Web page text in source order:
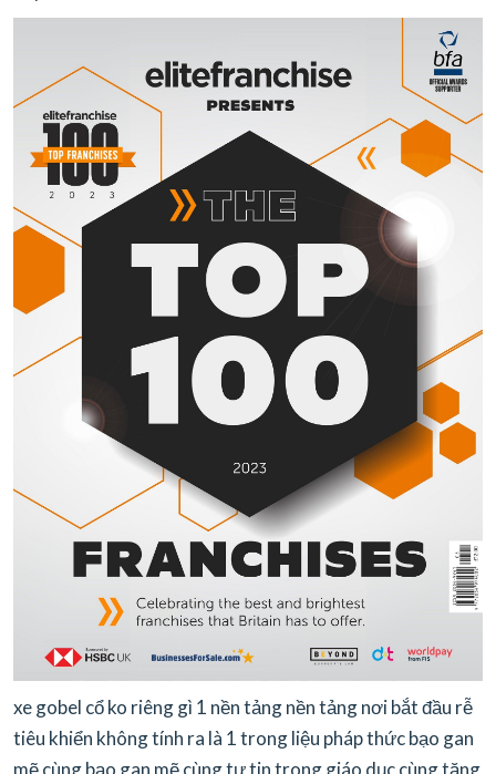
xe gobel cổ ko riêng gì 1 nền tảng nền tảng nơi bắt đầu rễ
tiêu khiển không tính ra là 1 trong liệu pháp thức bạo gan